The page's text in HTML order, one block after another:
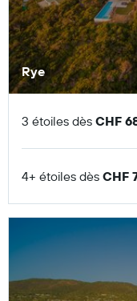
Rye
3 étoiles dès CHF
4+ étoiles dès CHF